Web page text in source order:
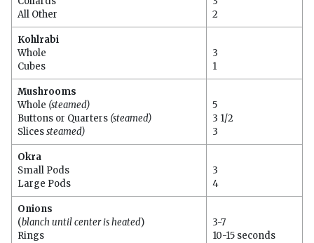
All Other
2
Kohlrabi
Whole
Cubes
3
1
Mushrooms
Whole (steamed)
Buttons or Quarters (steamed)
Slicessteamed)
5
3 1/2
3
Okra
Small Pods
Large Pods
3
4
Onions
(blanch until center is heated)
Rings
3-7
10-15 seconds